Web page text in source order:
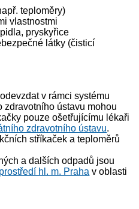
teploměry)
vlastnostmi
pryskyřice
látky (čisticí
v rámci systému
zdravotního ústavu mohou
pouze ošetřujícímu lékaři
zdravotního ústavu.
stříkaček a teploměrů
a dalších odpadů jsou
hl. m. Praha v oblasti